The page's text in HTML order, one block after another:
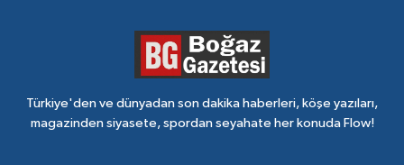
Türkiye'den ve dünyadan son dakika haberleri, köşe yazıları,
magazinden siyasete, spordan seyahate her konuda Flow!